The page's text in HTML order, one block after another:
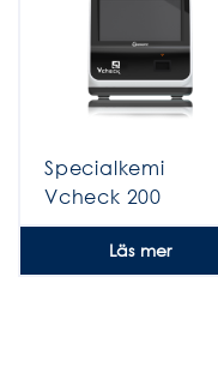
Specialkemi
Vcheck 200
Läs mer